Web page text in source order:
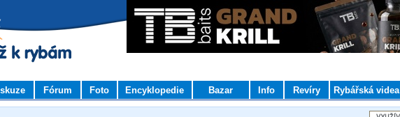
Fórum Foto Encyklopedie Bazar Info Revíry Rybářská videa